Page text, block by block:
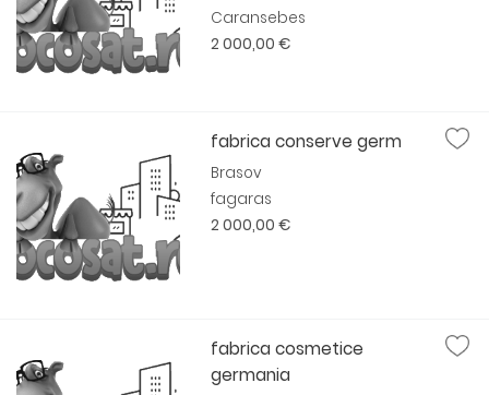
Caransebes
2 000,00 €
fabrica conserve germ
Brasov
fagaras
2 000,00 €
fabrica cosmetice
germania